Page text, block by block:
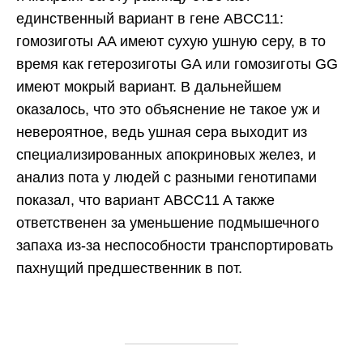
единственный вариант в гене ABCC11:
гомозиготы AA имеют сухую ушную серу, в то
время как гетерозиготы GA или гомозиготы GG
имеют мокрый вариант. В дальнейшем
оказалось, что это объяснение не такое уж и
невероятное, ведь ушная сера выходит из
специализированных апокриновых желез, и
анализ пота у людей с разными генотипами
показал, что вариант ABCC11 A также
ответственен за уменьшение подмышечного
запаха из-за неспособности транспортировать
пахнущий предшественник в пот.
Узнайте, какойДНК-тест вам
подойдет
Происхождение, здоровье, эффективность